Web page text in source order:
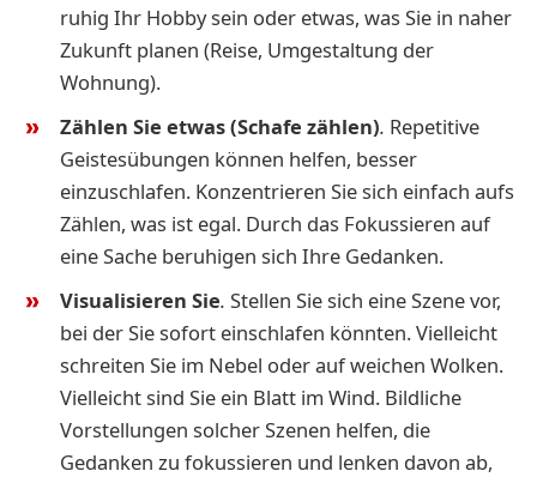
ruhig Ihr Hobby sein oder etwas, was Sie in naher
Zukunft planen (Reise, Umgestaltung der
Wohnung).
Zählen Sie etwas (Schafe zählen). Repetitive
Geistesübungen können helfen, besser
einzuschlafen. Konzentrieren Sie sich einfach aufs
Zählen, was ist egal. Durch das Fokussieren auf
eine Sache beruhigen sich Ihre Gedanken.
Visualisieren Sie. Stellen Sie sich eine Szene vor,
bei der Sie sofort einschlafen könnten. Vielleicht
schreiten Sie im Nebel oder auf weichen Wolken.
Vielleicht sind Sie ein Blatt im Wind. Bildliche
Vorstellungen solcher Szenen helfen, die
Gedanken zu fokussieren und lenken davon ab,